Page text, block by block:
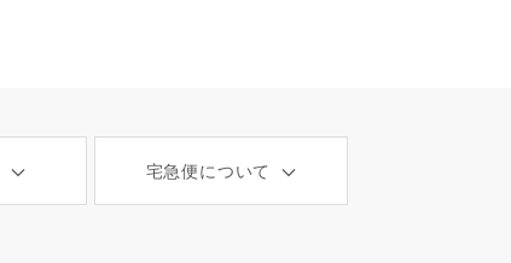
宅急便について